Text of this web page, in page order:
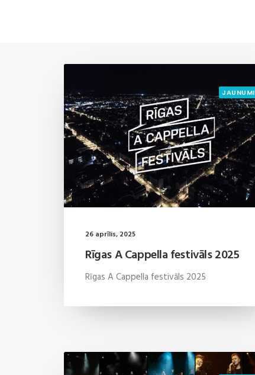
JAUNUMI
26 aprīlis, 2025
Rīgas A Cappella festivāls 2025
Rīgas A Cappella festivāls 2025